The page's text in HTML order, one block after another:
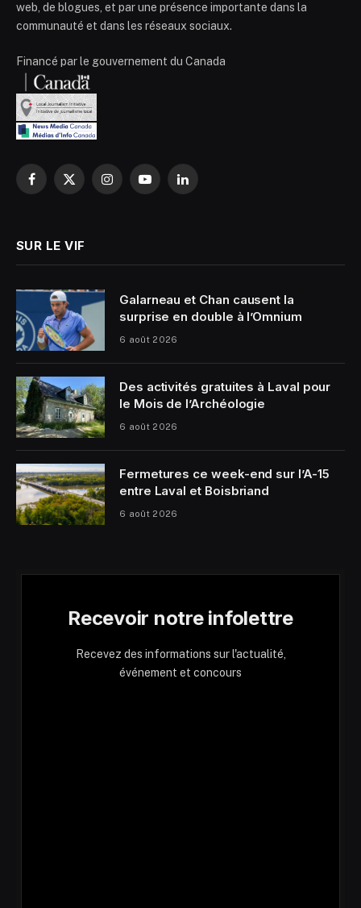
web, de blogues, et par une présence importante dans la
communauté et dans les réseaux sociaux.
Financé par le gouvernement du Canada
Facebook
X
InstagramYouTubeLinkedIn
SUR LE VIF
Galarneau et Chan causent la
surprise en double à l’Omnium
6 août 2026
Des activités gratuites à Laval pour
le Mois de l’Archéologie
6 août 2026
Fermetures ce week-end sur l’A-15
entre Laval et Boisbriand
6 août 2026
Recevoir notre infolettre
Recevez des informations sur l'actualité,
événement et concours